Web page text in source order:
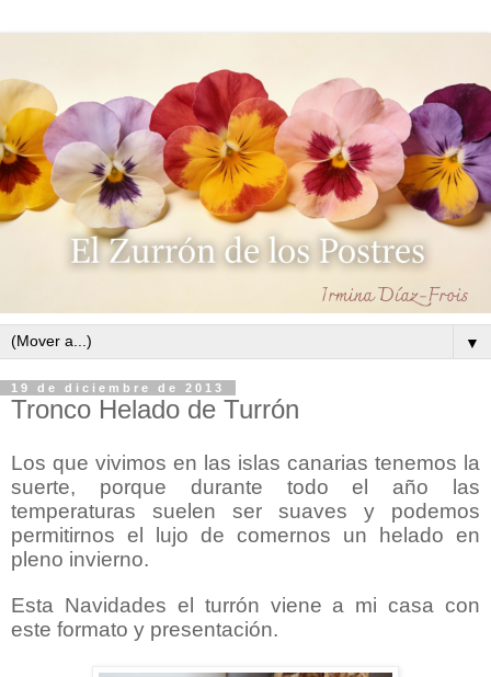
▼
19 de diciembre de 2013
Tronco Helado de Turrón
Los que vivimos en las islas canarias tenemos la
suerte, porque durante todo el año las
temperaturas suelen ser suaves y podemos
permitirnos el lujo de comernos un helado en
pleno invierno.
Esta Navidades el turrón viene a mi casa con
este formato y presentación.